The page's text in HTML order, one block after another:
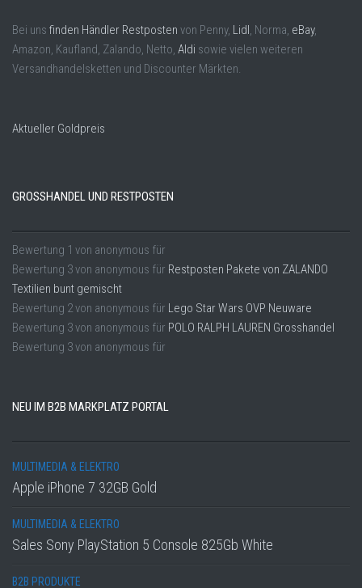
Bei uns finden Händler Restposten von Penny, Lidl , Norma, eBay,
Amazon, Kaufland, Zalando, Netto, Aldi sowie vielen weiteren
Versandhandelsketten und Discounter Märkten.
Aktueller Goldpreis
GROSSHANDEL UND RESTPOSTEN
Bewertung 1 von anonymous für
Bewertung 3von anonymous für Restposten Pakete von ZALANDO
Textilien bunt gemischt
Bewertung 2von anonymous für Lego Star Wars OVP Neuware
Bewertung 3von anonymous für POLO RALPH LAUREN Grosshandel
Bewertung 3von anonymous für
NEU IM B2B MARKPLATZ PORTAL
MULTIMEDIA & ELEKTRO
Apple iPhone 7 32GB Gold
MULTIMEDIA & ELEKTRO
Sales Sony PlayStation 5 Console 825Gb White
B2B PRODUKTE